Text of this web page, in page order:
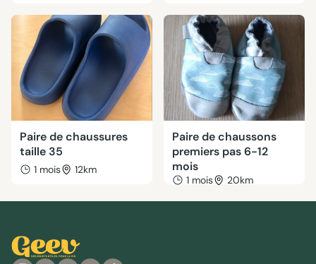
Paire de chaussures
taille 35
1 mois 12km
Paire de chaussons
premiers pas 6-12
mois
1 mois 20km